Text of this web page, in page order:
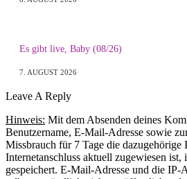
Es gibt live, Baby (08/26)
7. AUGUST 2026
Leave A Reply
Hinweis: Mit dem Absenden deines
Benutzername, E-Mail-Adresse sowie
Missbrauch für 7 Tage die dazugehörige
Internetanschluss aktuell zugewiesen ist,
gespeichert. E-Mail-Adresse und die IP-